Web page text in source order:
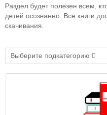
Раздел будет полезен всем,
детей осознанно. Все книги
скачивания.
Выберите подкатегорию